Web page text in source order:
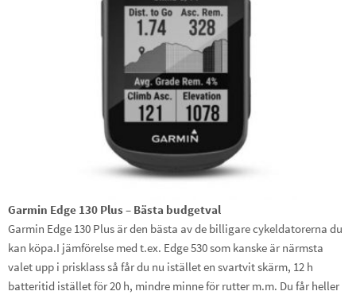
Garmin Edge 130 Plus – Bästa budgetval
Garmin Edge 130 Plus är den bästa av de billigare cykeldatorerna du
kan köpa.I jämförelse med t.ex. Edge 530 som kanske är närmsta
valet upp i prisklass så får du nu istället en svartvit skärm, 12 h
batteritid istället för 20 h, mindre minne för rutter m.m. Du får heller